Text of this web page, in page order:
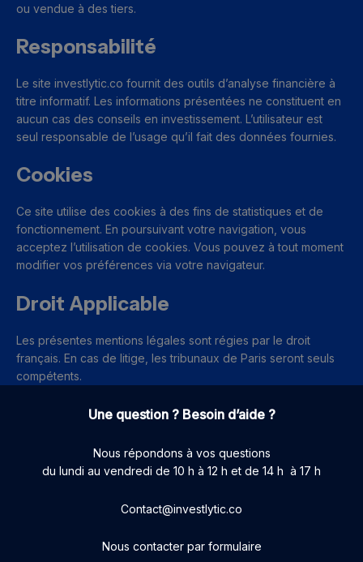
ou vendue à des tiers.
Responsabilité
Le site investlytic.co fournit des outils d’analyse financière à
titre informatif. Les informations présentées ne constituent en
aucun cas des conseils en investissement. L’utilisateur est
seul responsable de l’usage qu’il fait des données fournies.
Cookies
Ce site utilise des cookies à des fins de statistiques et de
fonctionnement. En poursuivant votre navigation, vous
acceptez l’utilisation de cookies. Vous pouvez à tout moment
modifier vos préférences via votre navigateur.
Droit Applicable
Les présentes mentions légales sont régies par le droit
français. En cas de litige, les tribunaux de Paris seront seuls
compétents.
Une question ? Besoin d’aide ?
Nous répondons à vos questions
du lundi au vendredi de 10 h à 12 h et de 14 h à 17 h
Contact@investlytic.co
Nous contacter par formulaire